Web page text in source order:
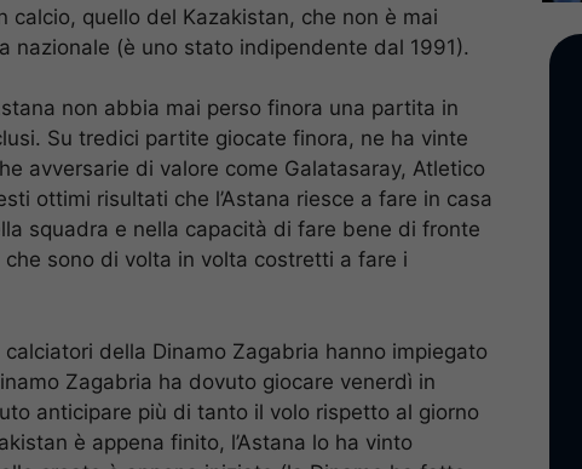
calcio, quello del Kazakistan, che non è mai
nazionale (è uno stato indipendente dal 1991).
non abbia mai perso finora una partita in
Su tredici partite giocate finora, ne ha vinte
avversarie di valore come Galatasaray, Atletico
ottimi risultati che l’Astana riesce a fare in casa
squadra e nella capacità di fare bene di fronte
sono di volta in volta costretti a fare i
della Dinamo Zagabria hanno impiegato
Zagabria ha dovuto giocare venerdì in
anticipare più di tanto il volo rispetto al giorno
è appena finito, l’Astana lo ha vinto